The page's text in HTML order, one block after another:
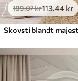
189.07kr113.44 kr